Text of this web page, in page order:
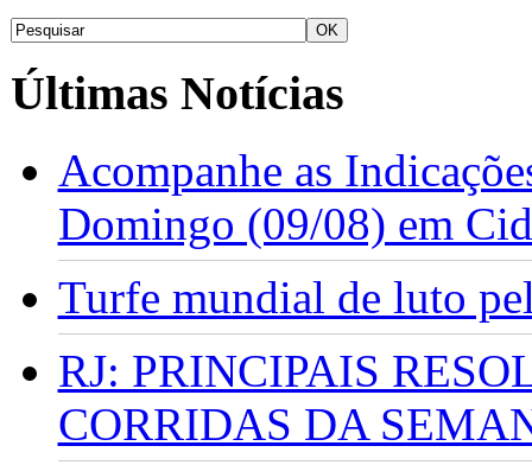
Últimas Notícias
Acompanhe as
Domingo (09/08) em
Turfe mundial de luto
RJ: PRINCIPAIS
CORRIDAS DA